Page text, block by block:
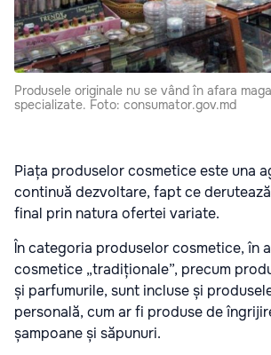
Produsele originale nu se vând în afara
specializate. Foto: consumator.gov.md
Piața produselor cosmetice este una
continuă dezvoltare, fapt ce
final prin natura ofertei variate.
În categoria produselor cosmetice, în
cosmetice „tradiționale”, precum
și parfumurile, sunt incluse și
personală, cum ar fi produse de
șampoane și săpunuri.